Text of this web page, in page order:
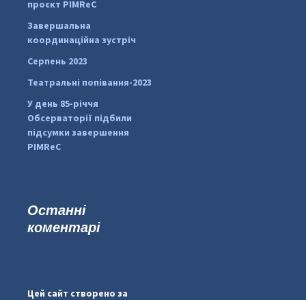
проєкт PIMReC
Завершальна
координаційна зустріч
Серпень 2023
Театральні попівання-2023
У день 85-річчя
Обсерваторії підбили
підсумки завершення
PIMReC
Останні
коментарі
Цей сайт створено за